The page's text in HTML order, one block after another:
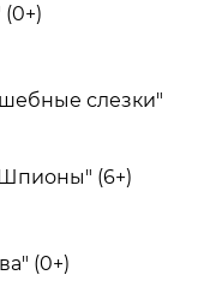
слезки"
(6+)
(0+)